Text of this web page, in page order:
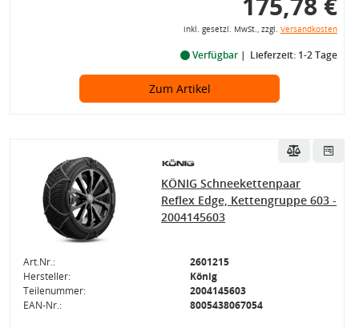
inkl. gesetzl. MwSt., zzgl. Versandkosten
Verfügbar Lieferzeit: 1-2 Tage
Zum Artikel
KÖNIG Schneekettenpaar
Reflex Edge, Kettengruppe 603 -
2004145603
Art.Nr.:
2601215
Hersteller:
König
Teilenummer:
2004145603
EAN-Nr.:
8005438067054